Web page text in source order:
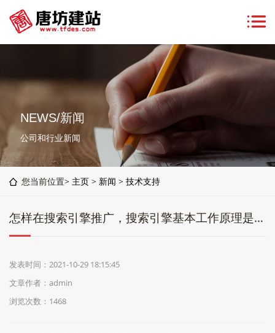
NEWS/新闻
公司和行业新闻
您当前位置> 主页 > 新闻 > 技术支持
怎样在搜索引擎推广，搜索引擎基本工作原理是什么
发表时间：2021-10-29 18:15:45
文章作者：admin
浏览次数： 1468